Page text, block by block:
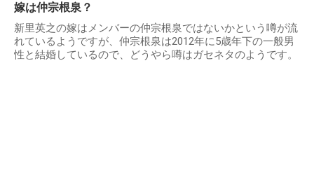
嫁は仲宗根泉？
新里英之の嫁はメンバーの仲宗根泉ではないかという噂が流
れているようですが、仲宗根泉は2012年に5歳年下の一般男
性と結婚しているので、どうやら噂はガセネタのようです。